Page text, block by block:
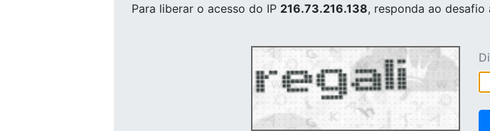
Para liberar o acesso do IP 216.73.216.138, responda ao desafio